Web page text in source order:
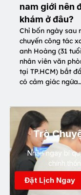
nam giới nên
khám ở đâu?
Chỉ bốn ngày sau
chuyến công tác
anh Hoàng (31
nhân viên văn
tại TP.HCM) bắt
có cảm giác
Trò
Nhận ngay bí
chính
Đặt Lịch Ngay